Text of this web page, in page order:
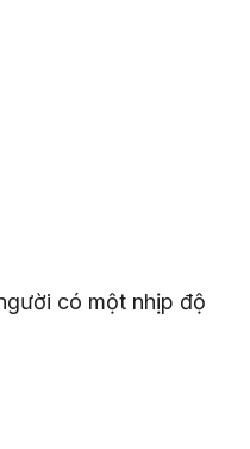
có một nhịp độ